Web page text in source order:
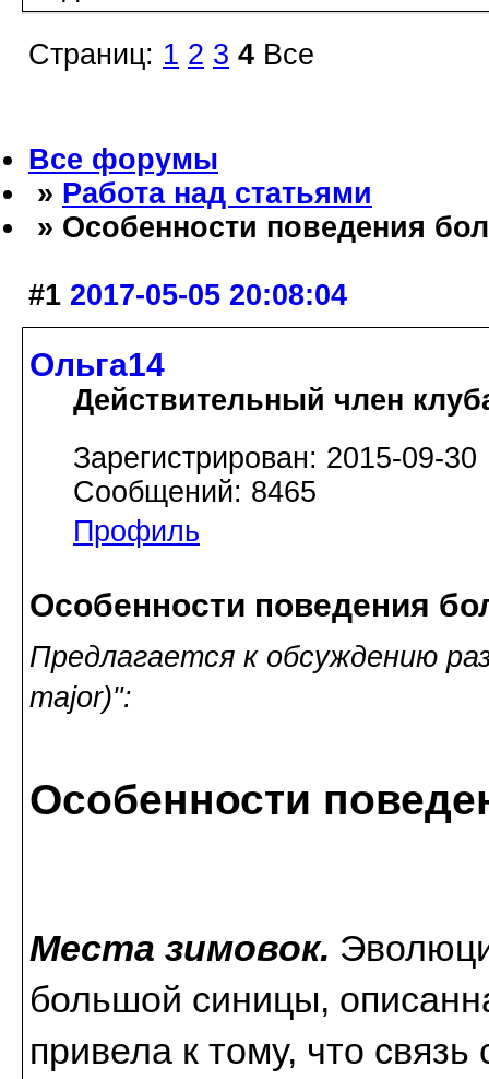
Страниц: 1 2 3 4 Все
Все форумы
» Работа над статьями
» Особенности поведения
#1 2017-05-05 20:08:04
Ольга14
Действительный член
Зарегистрирован: 2015-09-30
Сообщений: 8465
Профиль
Особенности поведения
Предлагается к обсуждению
major)":
Особенности
Места зимовок.
большой синицы,
привела к тому, что